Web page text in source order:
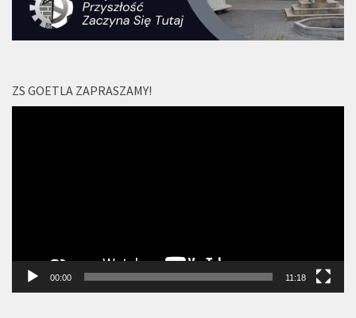
ZS GOETLA ZAPRASZAMY!
00:00 11:18